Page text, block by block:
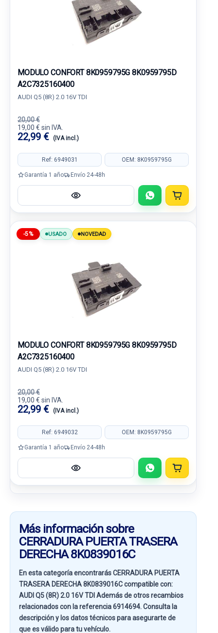
MODULO CONFORT 8K0959795G 8K0959795D
A2C7325160400
AUDI Q5 (8R) 2.0 16V TDI
20,00 €
19,00 € sin IVA.
22,99 € (IVA incl.)
Ref: 6949031 OEM: 8K0959795G
Garantía 1 año Envío 24-48h
-5% USADO NOVEDAD
MODULO CONFORT 8K0959795G 8K0959795D
A2C7325160400
AUDI Q5 (8R) 2.0 16V TDI
20,00 €
19,00 € sin IVA.
22,99 € (IVA incl.)
Ref: 6949032 OEM: 8K0959795G
Garantía 1 año Envío 24-48h
Más información sobre
CERRADURA PUERTA TRASERA
DERECHA 8K0839016C
En esta categoría encontrarás CERRADURA PUERTA
TRASERA DERECHA 8K0839016C compatible con:
AUDI Q5 (8R) 2.0 16V TDI Además de otros recambios
relacionados con la referencia6914694. Consulta la
descripción y los datos técnicos para asegurarte de
que es válido para tu vehículo.